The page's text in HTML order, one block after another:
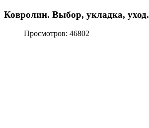
Ковролин. Выбор, укладка, уход.
Просмотров: 46802